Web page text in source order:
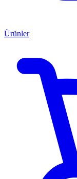
Ürünler